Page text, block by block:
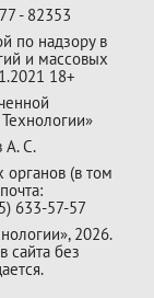
- 82353
по надзору в
и массовых
18+
А. С.
органов (в том
633-57-57
2026.
сайта без